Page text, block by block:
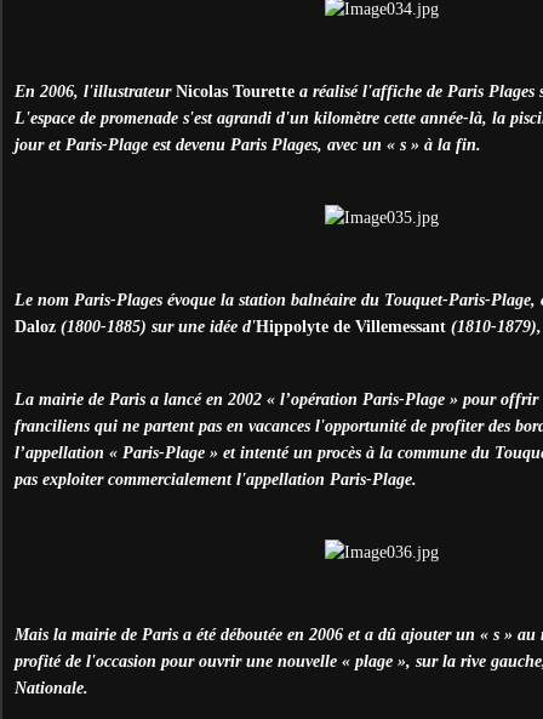
En 2006, l'illustrateur Nicolas Tourette a réalisé l'affiche de Paris Plages
L'espace de promenade s'est agrandi d'un kilomètre cette année-là, la
jour et Paris-Plage est devenu Paris Plages, avec un « s » à la fin.
Le nom Paris-Plages évoque la station balnéaire du Touquet-Paris-Plage,
Daloz (1800-1885) sur une idée d'Hippolyte de Villemessant (1810-
La mairie de Paris a lancé en 2002 « l’opération Paris-Plage » pour
franciliens qui ne partent pas en vacances l'opportunité de profiter des
l’appellation « Paris-Plage » et intenté un procès à la commune du
pas exploiter commercialement l'appellation Paris-Plage.
Mais la mairie de Paris a été déboutée en 2006 et a dû ajouter un « s »
profité de l'occasion pour ouvrir une nouvelle « plage », sur la rive
Nationale.